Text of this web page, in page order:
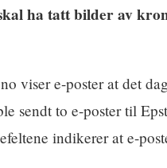
ha tatt bilder av
viser e-poster at det
sendt to e-poster til
indikerer at e-